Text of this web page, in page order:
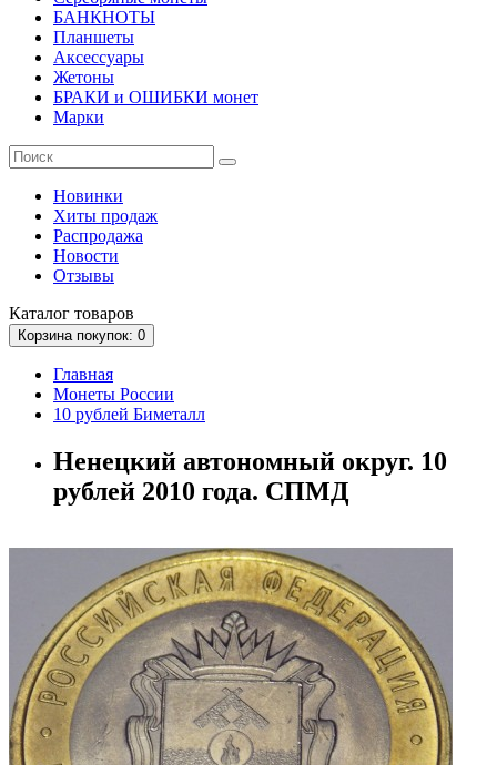
БАНКНОТЫ
Планшеты
Аксессуары
Жетоны
БРАКИ и ОШИБКИ монет
Марки
Новинки
Хиты продаж
Распродажа
Новости
Отзывы
Каталог товаров
Корзинапокупок: 0
Главная
Монеты России
10 рублей Биметалл
Ненецкий автономный округ. 10
рублей 2010 года. СПМД